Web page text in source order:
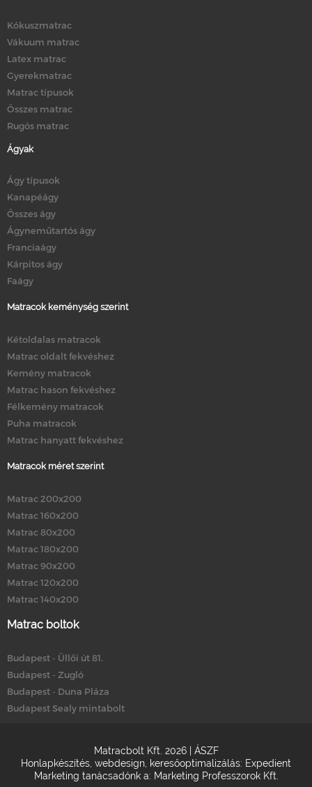
Kókuszmatrac
Vákuum matrac
Latex matrac
Gyerekmatrac
Matrac típusok
Összes matrac
Rugós matrac
Ágyak
Ágy típusok
Kanapéágy
Összes ágy
Ágyneműtartós ágy
Franciaágy
Kárpitos ágy
Faágy
Matracok keménység szerint
Kétoldalas matracok
Matrac oldalt fekvéshez
Kemény matracok
Matrac hason fekvéshez
Félkemény matracok
Puha matracok
Matrac hanyatt fekvéshez
Matracok méret szerint
Matrac 200x200
Matrac 160x200
Matrac 80x200
Matrac 180x200
Matrac 90x200
Matrac 120x200
Matrac 140x200
Matrac boltok
Budapest - Üllői út 81.
Budapest - Zugló
Budapest - Duna Pláza
Budapest Sealy mintabolt
Matracbolt Kft. 2026 | ÁSZF
Honlapkészítés webdesign keresőoptimalizálás: Expedient
Marketing tanácsadónk a: Marketing Professzorok Kft.